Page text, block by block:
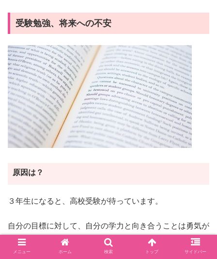
受験勉強、将来への不安
原因は？
３年生になると、高校受験が待っています。
自分の目標に対して、自分の学力と向き合うことは勇気が
いります。
メニュー ホーム 検索 トップ サイドバー